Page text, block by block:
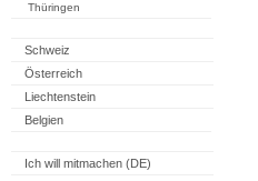
Thüringen
Schweiz
Österreich
Liechtenstein
Belgien
Ich will mitmachen (DE)